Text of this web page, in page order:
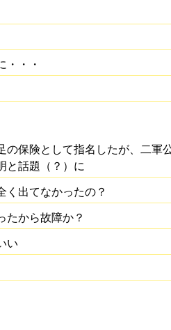
・・・
の保険として指名したが、二軍
と話題（？）に
く出てなかったの？
たから故障か？
い